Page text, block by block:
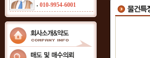
010-9954-6001